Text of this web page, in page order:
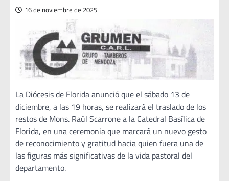
16 de noviembre de 2025
La Diócesis de Florida anunció que el sábado 13 de
diciembre, a las 19 horas, se realizará el traslado de los
restos de Mons. Raúl Scarrone a la Catedral Basílica de
Florida, en una ceremonia que marcará un nuevo gesto
de reconocimiento y gratitud hacia quien fuera una de
las figuras más significativas de la vida pastoral del
departamento.